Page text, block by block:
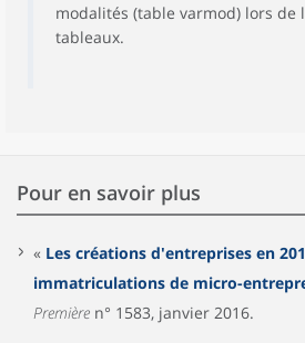
modalités (table varmod) lors de
tableaux.
Pour en savoir plus
« Les créations d'entreprises en
immatriculations de micro-
Première n° 1583, janvier 2016.